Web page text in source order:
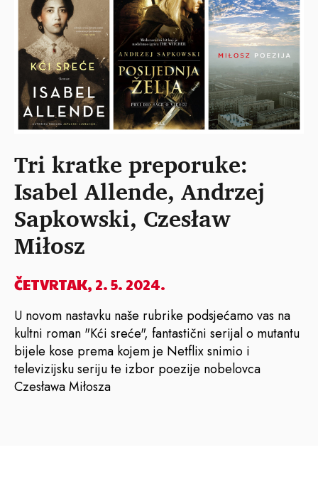
Tri kratke preporuke:
Isabel Allende, Andrzej
Sapkowski, Czesław
Miłosz
ČETVRTAK, 2. 5. 2024.
U novom nastavku naše rubrike podsjećamo vas na
kultni roman "Kći sreće", fantastični serijal o mutantu
bijele kose prema kojem je Netflix snimio i
televizijsku seriju te izbor poezije nobelovca
Czesława Miłosza